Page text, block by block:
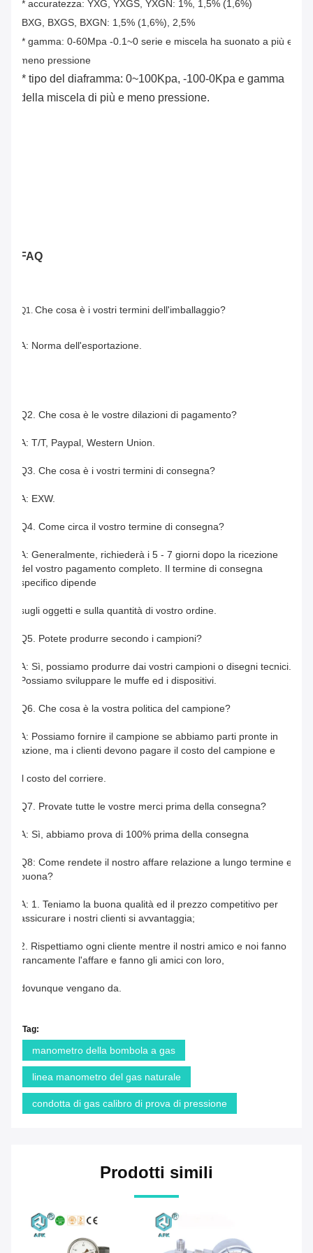
* accuratezza: YXG, YXGS, YXGN: 1%, 1,5% (1,6%)
BXG, BXGS, BXGN: 1,5% (1,6%), 2,5%
* gamma: 0-60Mpa -0.1~0 serie e miscela ha suonato a più e
meno pressione
* tipo del diaframma: 0~100Kpa, -100-0Kpa e gamma
della miscela di più e meno pressione.
FAQ
Q1. Che cosa è i vostri termini dell'imballaggio?
A: Norma dell'esportazione.
Q2. Che cosa è le vostre dilazioni di pagamento?
A: T/T, Paypal, Western Union.
Q3. Che cosa è i vostri termini di consegna?
A: EXW.
Q4. Come circa il vostro termine di consegna?
A: Generalmente, richiederà i 5 - 7 giorni dopo la ricezione
del vostro pagamento completo. Il termine di consegna
specifico dipende
sugli oggetti e sulla quantità di vostro ordine.
Q5. Potete produrre secondo i campioni?
A: Sì, possiamo produrre dai vostri campioni o disegni tecnici.
Possiamo sviluppare le muffe ed i dispositivi.
Q6. Che cosa è la vostra politica del campione?
A: Possiamo fornire il campione se abbiamo parti pronte in
azione, ma i clienti devono pagare il costo del campione e
il costo del corriere.
Q7. Provate tutte le vostre merci prima della consegna?
A: Sì, abbiamo prova di 100% prima della consegna
Q8: Come rendete il nostro affare relazione a lungo termine e
buona?
A: 1. Teniamo la buona qualità ed il prezzo competitivo per
assicurare i nostri clienti si avvantaggia;
2. Rispettiamo ogni cliente mentre il nostri amico e noi fanno
francamente l'affare e fanno gli amici con loro,
dovunque vengano da.
Tag:
manometro della bombola a gas
linea manometro del gas naturale
condotta di gas calibro di prova di pressione
Prodotti simili